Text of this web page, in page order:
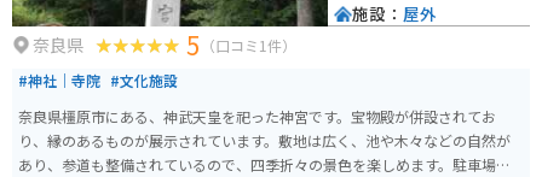
奈良県 5 （口コミ1件）
#神社｜寺院 #文化施設
奈良県橿原市にある、神武天皇を祀った神宮です。宝物殿が併設されてお
り、縁のあるものが展示されています。敷地は広く、池や木々などの自然が
あり、参道も整備されているので、四季折々の景色を楽しめます。駐車場も
施設： 屋外